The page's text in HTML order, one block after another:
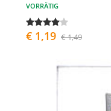
VORRÄTIG
€ 1,19 € 1,49